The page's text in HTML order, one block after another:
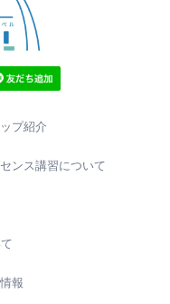
プ紹介
ンス講習について
報